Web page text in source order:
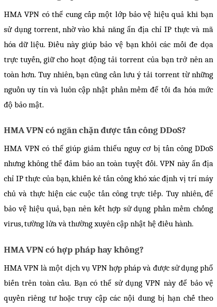
HMA VPN có thể cung cấp một lớp bảo vệ hiệu quả khi bạn
sử dụng torrent, nhờ vào khả năng ẩn địa chỉ IP thực và mã
hóa dữ liệu. Điều này giúp bảo vệ bạn khỏi các mối đe dọa
trực tuyến, giữ cho hoạt động tải torrent của bạn trở nên an
toàn hơn. Tuy nhiên, bạn cũng cần lưu ý tải torrent từ những
nguồn uy tín và luôn cập nhật phần mềm để tối đa hóa mức
độ bảo mật.
HMA VPN có ngăn chặn được tấn công DDoS?
HMA VPN có thể giúp giảm thiểu nguy cơ bị tấn công DDoS
nhưng không thể đảm bảo an toàn tuyệt đối. VPN này ẩn địa
chỉ IP thực của bạn, khiến kẻ tấn công khó xác định vị trí máy
chủ và thực hiện các cuộc tấn công trực tiếp. Tuy nhiên, để
bảo vệ hiệu quả, bạn nên kết hợp sử dụng phần mềm chống
virus, tường lửa và thường xuyên cập nhật hệ điều hành.
HMA VPN có hợp pháp hay không?
HMA VPN là một dịch vụ VPN hợp pháp và được sử dụng phổ
biến trên toàn cầu. Bạn có thể sử dụng VPN này để bảo vệ
quyền riêng tư hoặc truy cập các nội dung bị hạn chế theo